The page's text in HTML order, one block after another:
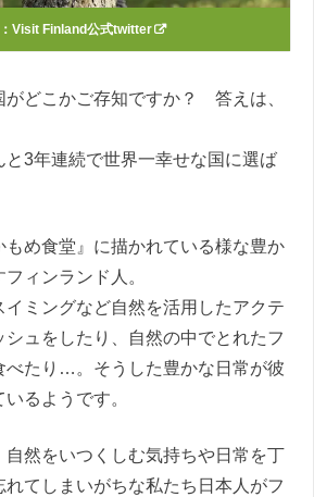
Visit Finland公式twitter
がどこかご存知ですか？ 答えは、
と3年連続で世界一幸せな国に選ば
もめ食堂』に描かれている様な豊か
ィンランド人。
ミングなど自然を活用したアクテ
シュをしたり、自然の中でとれたフ
べたり…。そうした豊かな日常が彼
るようです。
自然をいつくしむ気持ちや日常を丁
てしまいがちな私たち日本人がフ